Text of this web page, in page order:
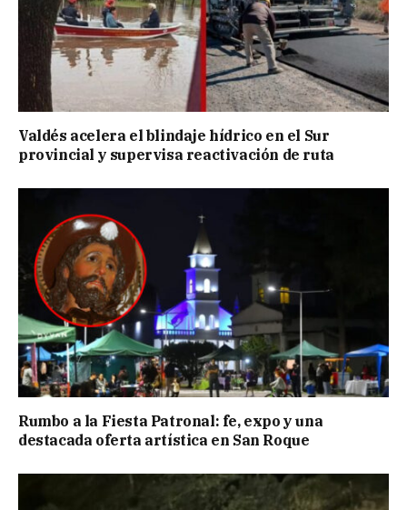
Valdés acelera el blindaje hídrico en el Sur
provincial y supervisa reactivación de ruta
Rumbo a la Fiesta Patronal: fe, expo y una
destacada oferta artística en San Roque